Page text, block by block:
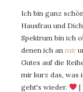
Ich bin ganz
Hausfrau und
Spektrum bin ich
denen ich an mir
Gutes auf die
mir kurz das, was
geht's wieder.
|